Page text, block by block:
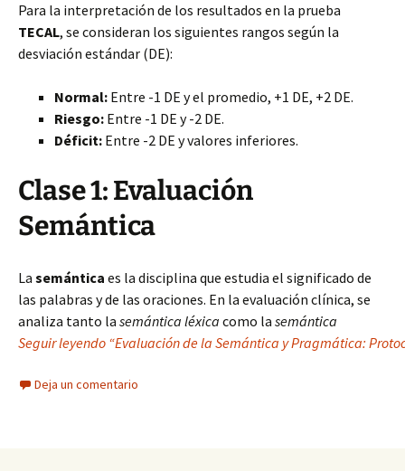
Para la interpretación de los resultados en la prueba
TECAL, se consideran los siguientes rangos según la
desviación estándar (DE):
Normal: Entre -1 DE y el promedio, +1 DE, +2 DE.
Riesgo: Entre -1 DE y -2 DE.
Déficit: Entre -2 DE y valores inferiores.
Clase 1: Evaluación
Semántica
La semántica es la disciplina que estudia el significado de
las palabras y de las oraciones. En la evaluación clínica, se
analiza tanto la semántica léxica como la semántica
Seguir leyendo “Evaluación de la Semántica y Pragmática:
Deja un comentario